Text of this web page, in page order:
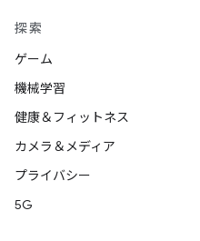
探索
ゲーム
機械学習
健康＆フィットネス
カメラ＆メディア
プライバシー
5G